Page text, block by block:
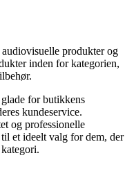
produkter og
inden for kategorien,
for butikkens
kundeservice.
og professionelle
et ideelt valg for dem, der